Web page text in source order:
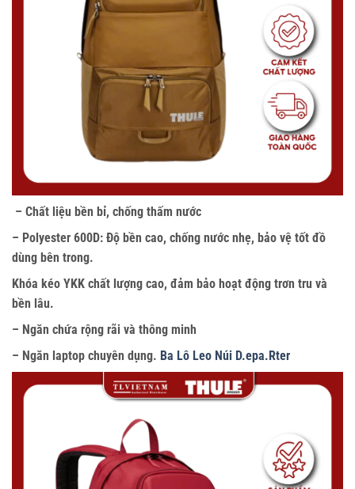
– Chất liệu bền bỉ, chống thấm nước
– Polyester 600D: Độ bền cao, chống nước nhẹ, bảo vệ tốt đồ
dùng bên trong.
Khóa kéo YKK chất lượng cao, đảm bảo hoạt động trơn tru và
bền lâu.
– Ngăn chứa rộng rãi và thông minh
– Ngăn laptop chuyên dụng. Ba Lô Leo Núi D.epa.Rter